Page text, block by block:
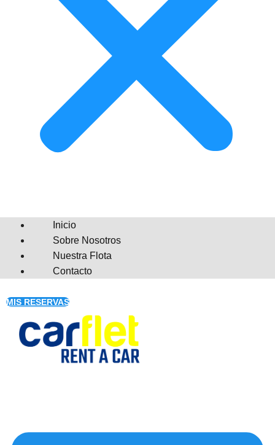
Inicio
Sobre Nosotros
Nuestra Flota
Contacto
MIS RESERVAS